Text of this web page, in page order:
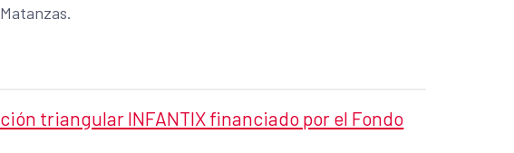
triangular INFANTIX financiado por el Fondo